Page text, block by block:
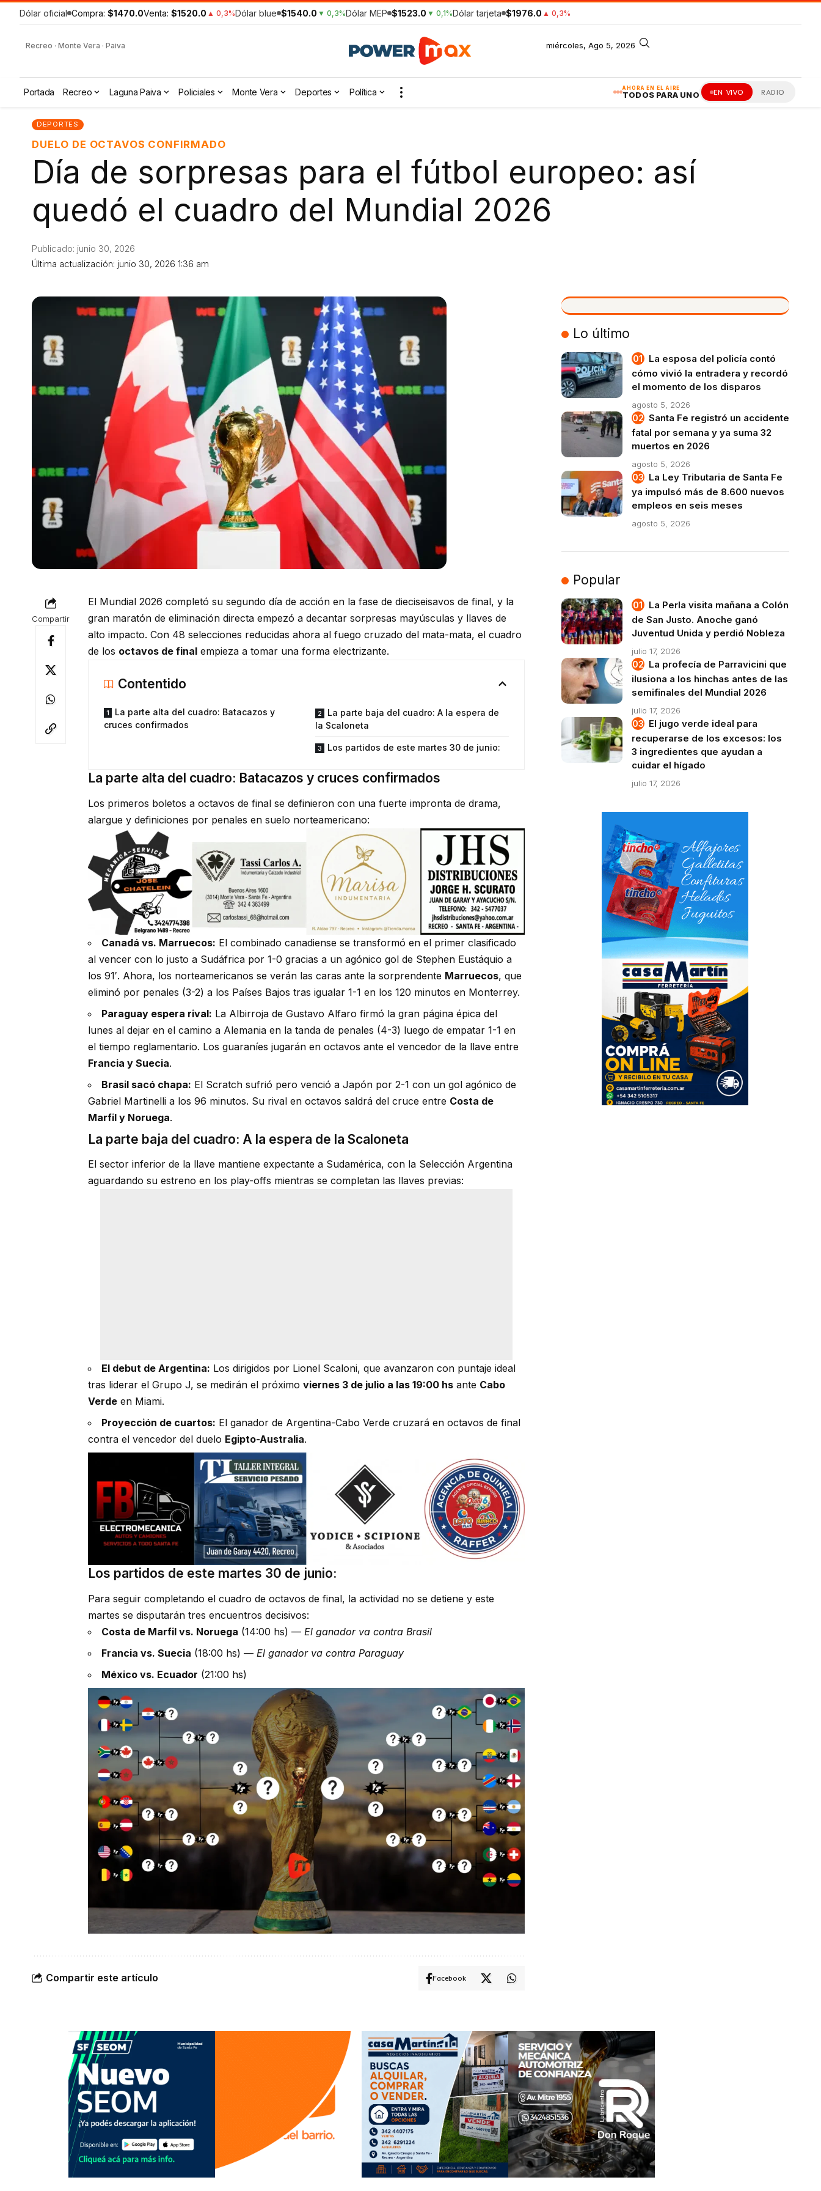
Dólar oficial Compra: $1470.0Venta: $1520.0 ▲ 0,3%Dólar blue $1540.0 ▼ 0,3%Dólar MEP $1523.0 ▼ 0,1%Dólar tarjeta $1976.0 ▲ 0,3%
Recreo · Monte Vera · Paiva miércoles, Ago 5, 2026
AHORA EN EL AIRE
TODOS PARA UNO EN VIVO RADIO
Portada Recreo Laguna Paiva Policiales Monte Vera Deportes Política
DEPORTES
DUELO DE OCTAVOS CONFIRMADO
Día de sorpresas para el fútbol europeo: así
quedó el cuadro del Mundial 2026
Última actualización: junio 30, 2026 1:36 am
Publicado: junio 30, 2026
Compartir
El Mundial 2026 completó su segundo día de acción en la fase de dieciseisavos de final, y la
gran maratón de eliminación directa empezó a decantar sorpresas mayúsculas y llaves de
alto impacto. Con 48 selecciones reducidas ahora al fuego cruzado del mata-mata, el cuadro
de los octavos de final empieza a tomar una forma electrizante.
Contentido
La parte alta del cuadro: Batacazos y
cruces confirmados
La parte baja del cuadro: A la espera de
la Scaloneta
Los partidos de este martes 30 de junio:
La parte alta del cuadro: Batacazos y cruces confirmados
Los primeros boletos a octavos de final se definieron con una fuerte impronta de drama,
alargue y definiciones por penales en suelo norteamericano:
Canadá vs. Marruecos: El combinado canadiense se transformó en el primer clasificado
al vencer con lo justo a Sudáfrica por 1-0 gracias a un agónico gol de Stephen Eustáquio a
los 91′. Ahora, los norteamericanos se verán las caras ante la sorprendente Marruecos, que
eliminó por penales (3-2) a los Países Bajos tras igualar 1-1 en los 120 minutos en Monterrey.
Paraguay espera rival: La Albirroja de Gustavo Alfaro firmó la gran página épica del
lunes al dejar en el camino a Alemania en la tanda de penales (4-3) luego de empatar 1-1 en
el tiempo reglamentario. Los guaraníes jugarán en octavos ante el vencedor de la llave entre
Francia y Suecia.
Brasil sacó chapa: El Scratch sufrió pero venció a Japón por 2-1 con un gol agónico de
Gabriel Martinelli a los 96 minutos. Su rival en octavos saldrá del cruce entre Costa de
Marfil y Noruega.
La parte baja del cuadro: A la espera de la Scaloneta
El sector inferior de la llave mantiene expectante a Sudamérica, con la Selección Argentina
aguardando su estreno en los play-offs mientras se completan las llaves previas:
El debut de Argentina: Los dirigidos por Lionel Scaloni, que avanzaron con puntaje ideal
tras liderar el Grupo J, se medirán el próximo viernes 3 de julio a las 19:00 hs ante Cabo
Verde en Miami.
Proyección de cuartos: El ganador de Argentina-Cabo Verde cruzará en octavos de final
contra el vencedor del duelo Egipto-Australia.
Los partidos de este martes 30 de junio:
Para seguir completando el cuadro de octavos de final, la actividad no se detiene y este
martes se disputarán tres encuentros decisivos:
Costa de Marfil vs. Noruega (14:00 hs) — El ganador va contra Brasil
Francia vs. Suecia (18:00 hs) — El ganador va contra Paraguay
México vs. Ecuador (21:00 hs)
Compartir este artículo Facebook
VIVO
Lo último
La esposa del policía contó
cómo vivió la entradera y recordó
el momento de los disparos
agosto 5, 2026
Santa Fe registró un accidente
fatal por semana y ya suma 32
muertos en 2026
agosto 5, 2026
La Ley Tributaria de Santa Fe
ya impulsó más de 8.600 nuevos
empleos en seis meses
agosto 5, 2026
Popular
La Perla visita mañana a Colón
de San Justo. Anoche ganó
Juventud Unida y perdió Nobleza
julio 17, 2026
La profecía de Parravicini que
ilusiona a los hinchas antes de las
semifinales del Mundial 2026
julio 17, 2026
El jugo verde ideal para
recuperarse de los excesos: los
3 ingredientes que ayudan a
cuidar el hígado
julio 17, 2026